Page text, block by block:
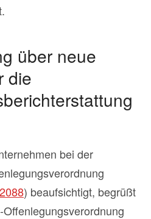
über neue
die
bei der
) beaufsichtigt, begrüßt
-Offenlegungsverordnung